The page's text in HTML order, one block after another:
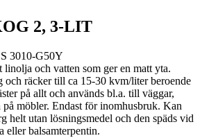
2, 3-LIT
3010-G50Y
och vatten som ger en matt yta.
och räcker till ca 15-30 kvm/liter beroende
på allt och används bl.a. till väggar,
på möbler. Endast för inomhusbruk. Kan
helt utan lösningsmedel och den späds vid
eller balsamterpentin.